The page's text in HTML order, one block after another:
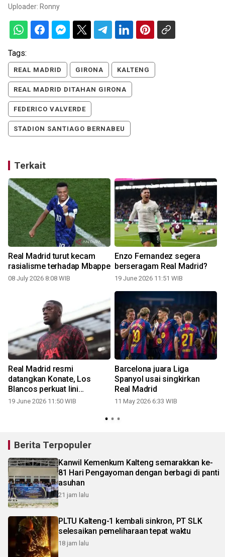
Uploader: Ronny
Tags:
REAL MADRID GIRONA KALTENG
REAL MADRID DITAHAN GIRONA
FEDERICO VALVERDE
STADION SANTIAGO BERNABEU
Terkait
Real Madrid turut kecam
rasialisme terhadap Mbappe
08 July 2026 8:08 WIB
Enzo Fernandez segera
berseragam Real Madrid?
19 June 2026 11:51 WIB
Real Madrid resmi
datangkan Konate, Los
Blancos perkuat lini
belakang
19 June 2026 11:50 WIB
Barcelona juara Liga
Spanyol usai singkirkan
Real Madrid
11 May 2026 6:33 WIB
Berita Terpopuler
Kanwil Kemenkum Kalteng semarakkan ke-
81 Hari Pengayoman dengan berbagi di panti
asuhan
21 jam lalu
PLTU Kalteng-1 kembali sinkron, PT SLK
selesaikan pemeliharaan tepat waktu
18 jam lalu